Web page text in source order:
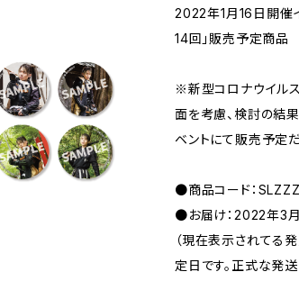
2022年1月16日開催
14回」販売予定商品
※新型コロナウイル
面を考慮、検討の結
ベントにて販売予定
●商品コード：
●お届け：2022年3
（現在表示されてる
定日です。正式な発